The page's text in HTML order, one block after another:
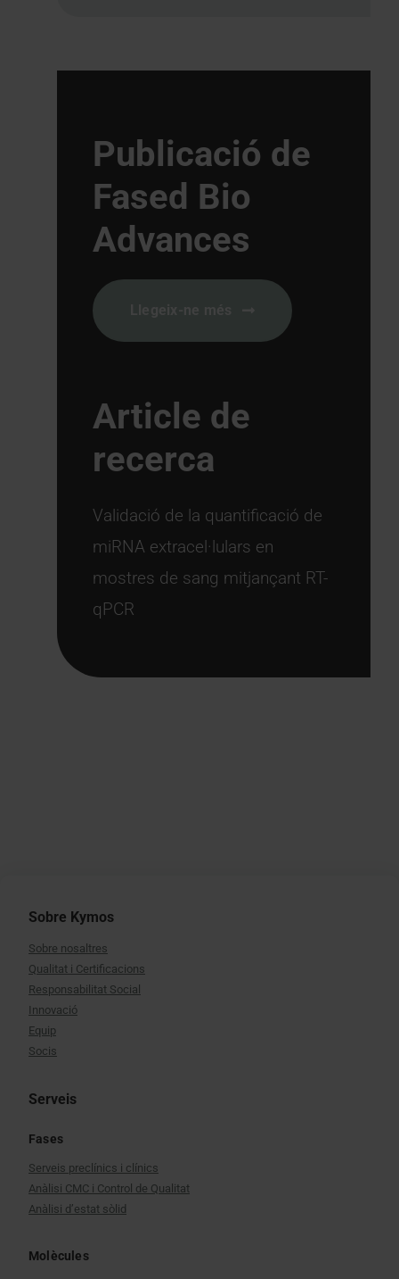
Publicació de
Fased Bio
Advances
Article de
recerca
Validació de la quantificació de
miRNA extracel·lulars en
mostres de sang mitjançant RT-
qPCR
Sobre Kymos
Sobre nosaltres
Qualitat i Certificacions
Responsabilitat Social
Innovació
Equip
Socis
Serveis
Fases
Serveis preclínics i clínics
Anàlisi CMC i Control de Qualitat
Anàlisi d’estat sòlid
Molècules